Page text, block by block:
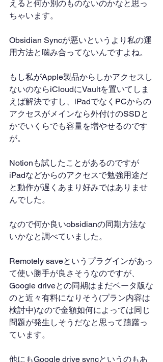
えると何か別のものないのかなと思っ
ちゃいます。
Obsidian Syncが悪いというより私の運
用方法と噛み合ってないんですよね。
もし私がApple製品からしかアクセスし
ないのならiCloudにVaultを置いてしま
えば解決ですし、iPadでなくPCからの
アクセスがメインなら外付けのSSDと
かでいくらでも容量を増やせるのです
が。
Notionも試したことがあるのですが
iPadなどからのアクセスで勉強用途だ
と動作が遅くあまり好みではありませ
んでした。
なので何か良いobsidianの同期方法な
いかなと調べていました。
Remotely saveというプラグインがあっ
て使い勝手が良さそうなのですが、
Google driveとの同期はまだベータ版な
のと近々有料になりそう(プラン内容は
検討中)なので金額如何によっては同じ
問題が発生しそうだなと思って躊躇っ
ています。
他にもGoogle drive syncというのもあ